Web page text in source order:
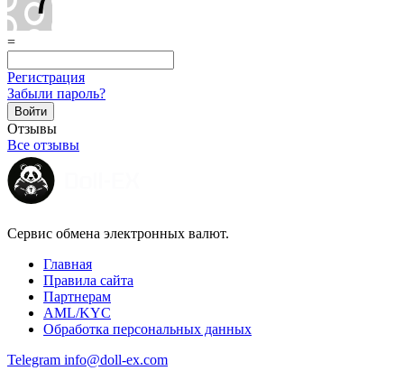
=
Регистрация
Забыли пароль?
Отзывы
Все отзывы
Сервис обмена электронных валют.
Главная
Правила сайта
Партнерам
AML/KYC
Обработка персональных данных
Telegram info@doll-ex.com